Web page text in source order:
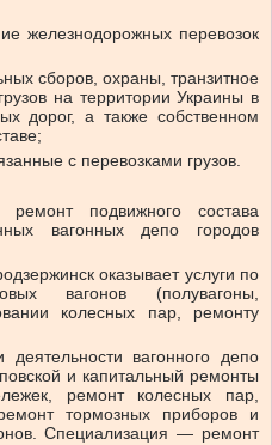
железнодорожных перевозок
сборов, охраны, транзитное
на территории Украины в
дорог, а также собственном
с перевозками грузов.
подвижного состава
вагонных депо городов
оказывает услуги по
вагонов (полувагоны,
колесных пар, ремонту
вагонного депо
и капитальный ремонты
ремонт колесных пар,
тормозных приборов и
Специализация — ремонт